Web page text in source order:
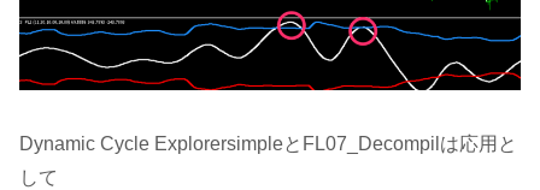
Dynamic Cycle ExplorersimpleとFL07_Decompilは応用と
して